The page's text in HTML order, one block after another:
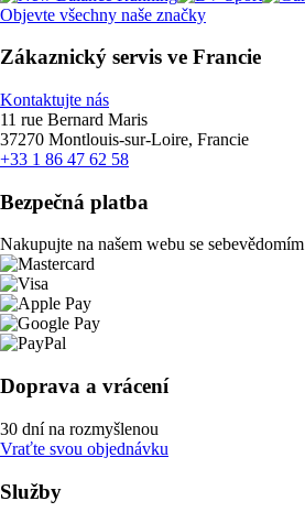
Objevte všechny naše značky
Zákaznický servis ve Francie
Kontaktujte nás
11 rue Bernard Maris
37270 Montlouis-sur-Loire, Francie
+33 1 86 47 62 58
Bezpečná platba
Nakupujte na našem webu se sebevědomím
Doprava a vrácení
30 dní na rozmyšlenou
Vraťte svou objednávku
Služby